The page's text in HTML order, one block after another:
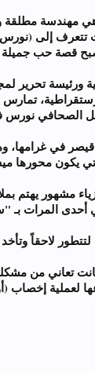
مهندسة مطلقة
إلى (نورس)
قصة حب جميلة
تحرير
الصحافي نورس
في غرامها،
يكون محورها
مشهور يهتم
أحدى المرات بـ
لتتطور لاحقاً
تعاني من
لعملية إخصاب